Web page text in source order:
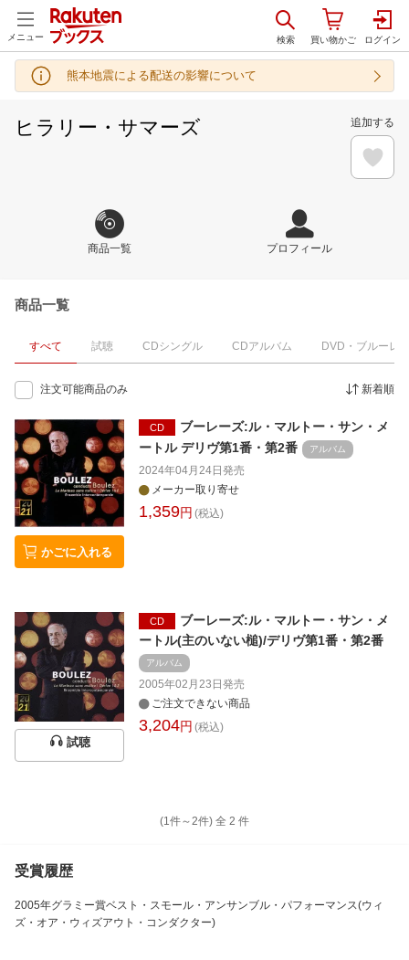
メニュー
熊本地震による配送の影響について
ヒラリー・サマーズ 追加する
商品一覧 プロフィール
商品一覧
すべて 試聴 CDシングル CDアルバム DVD・ブルーレ
注文可能商品のみ 新着順
かごに入れる
CD
ブーレーズ:ル・マルトー・サン・メ
ートル デリヴ第1番・第2番
アルバム
2024年04月24日 発売
メーカー取り寄せ
1,359円 (税込)
試聴
CD
ブーレーズ:ル・マルトー・サン・メ
ートル(主のいない槌)/デリヴ第1番・第2番
アルバム
2005年02月23日 発売
ご注文できない商品
3,204円 (税込)
(1件～2件) 全 2 件
受賞履歴
2005年グラミー賞ベスト・スモール・アンサンブル・パフォーマンス(ウィ
ズ・オア・ウィズアウト・コンダクター)